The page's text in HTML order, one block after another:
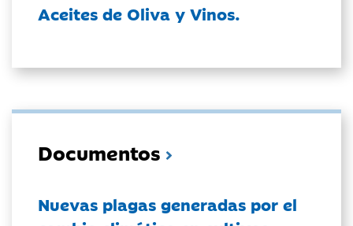
Aceites de Oliva y Vinos.
Documentos
Nuevas plagas generadas por el